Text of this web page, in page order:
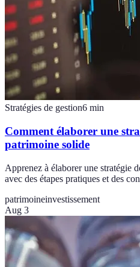
Stratégies de gestion6 min
Comment élaborer une
patrimoine solide
Apprenez à élaborer une stratégie
avec des étapes pratiques et des
patrimoineinvestissement
Aug 3